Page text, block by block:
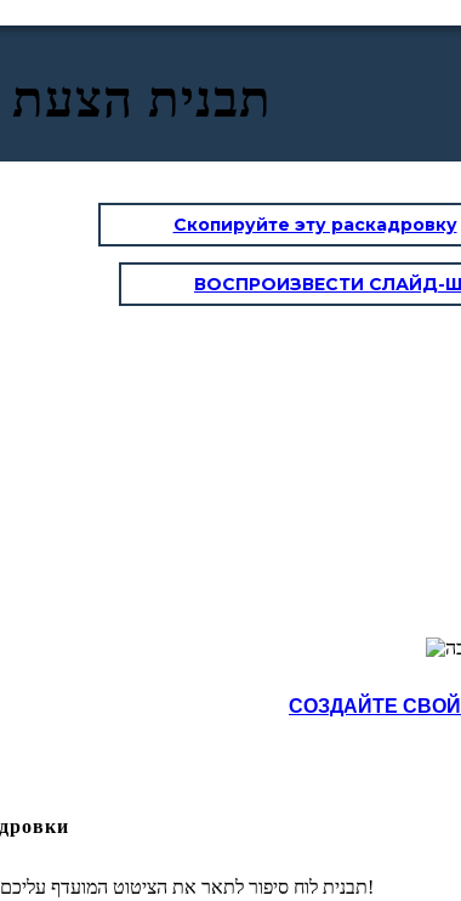
תבנית
Скопируйте эту раскадровку
ВОСПРОИЗВЕСТИ СЛАЙД-
СОЗДАЙТЕ
תבנית לוח סיפור לתאר את הציטוט המועדף עליכם מספרות או היסטוריה!